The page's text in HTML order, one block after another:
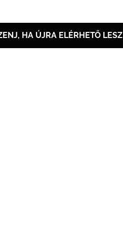
HA ÚJRA ELÉRHETŐ LESZ